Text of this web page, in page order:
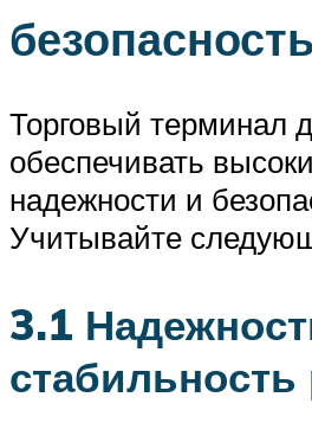
безопасность
Торговый терминал
обеспечивать
надежности и
Учитывайте
3.1